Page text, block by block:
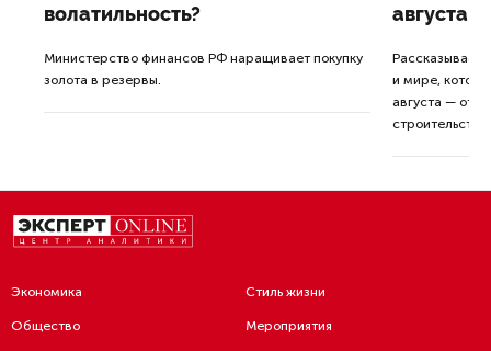
волатильность?
Министерство финансов РФ наращивает покупку
золота в резервы.
августа
Рассказываем
и мире,
августа — от
Экономика
Общество
Стиль жизни
Мероприятия